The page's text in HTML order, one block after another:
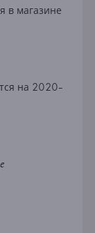
в магазине
на 2020-